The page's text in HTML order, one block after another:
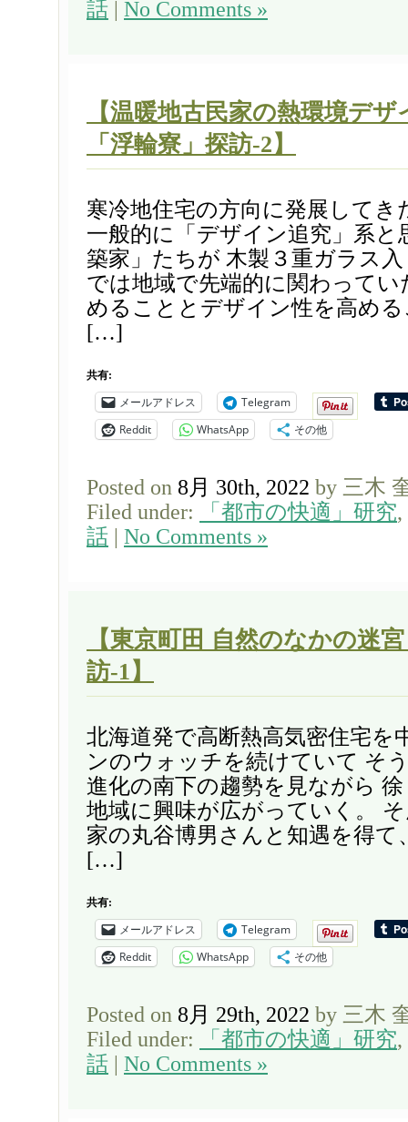
話 | No Comments »
【温暖地古民家の熱環境デ
「浮輪寮」探訪-2】
寒冷地住宅の方向に発展してき
一般的に「デザイン追究」系と
築家」たちが 木製３重ガラス
では地域で先端的に関わってい
めることとデザイン性を高め
[…]
共有:
メールアドレス
Telegram
Reddit
WhatsApp その他
Posted on 8月 30th, 2022 by 三木
Filed under:
「都市の快適」研究,
話 | No Comments »
【東京町田 自然のなかの迷
訪-1】
北海道発で高断熱高気密住宅を
ンのウォッチを続けていて そ
進化の南下の趨勢を見ながら
地域に興味が広がっていく。
家の丸谷博男さんと知遇を得て
[…]
共有:
メールアドレス
Telegram
Reddit
WhatsApp その他
Posted on 8月 29th, 2022 by 三木
Filed under:
「都市の快適」研究,
話 | No Comments »